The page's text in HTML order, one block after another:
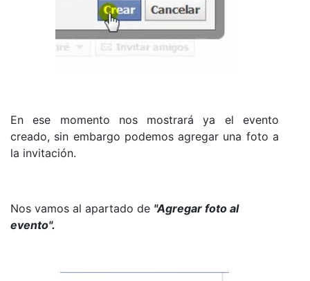
En ese momento nos mostrará ya el evento
creado, sin embargo podemos agregar una foto a
la invitación.
Nos vamos al apartado de "Agregar foto al
evento".